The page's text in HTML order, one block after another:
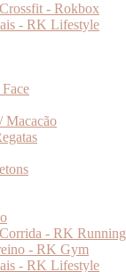
- Rokbox
- RK Lifestyle
Macacão
- RK Running
- RK Gym
- RK Lifestyle